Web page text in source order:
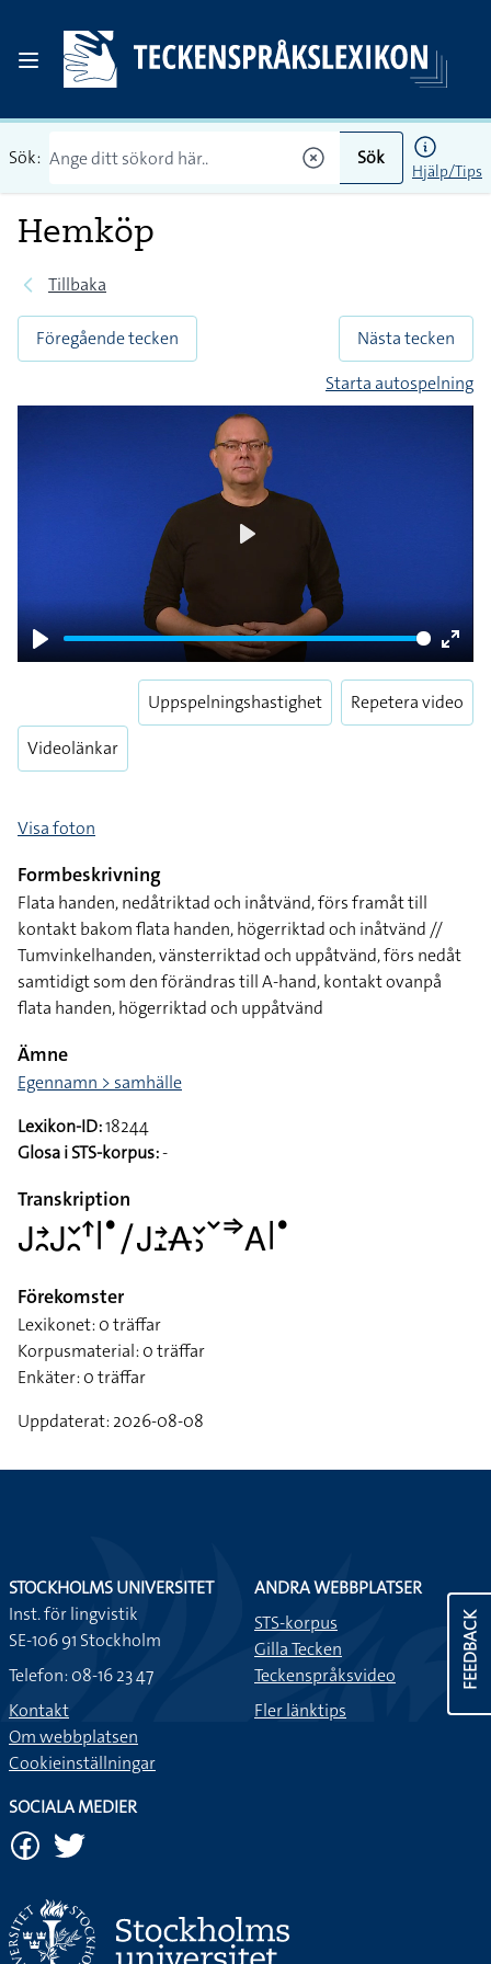
Sök: Sök
Hjälp/Tips
Hemköp
Tillbaka
Föregående tecken
Nästa tecken
Starta autospelning
Play
Enter
Videolänkar
Uppspelningshastighet Repetera video
Visa foton
Formbeskrivning
Flata handen, nedåtriktad och inåtvänd, förs framåt till
kontakt bakom flata handen, högerriktad och inåtvänd //
Tumvinkelhanden, vänsterriktad och uppåtvänd, förs nedåt
samtidigt som den förändras till A-hand, kontakt ovanpå
flata handen, högerriktad och uppåtvänd
Ämne
Egennamn > samhälle
Lexikon-ID:18244
Glosa i STS-korpus:-
Transkription
􌤢􌥔􌥘􌤢􌥖􌥘􌦃􌥼􌤟􌥠􌤢􌥔􌤸􌥄􌥖􌤶􌥧􌦆􌤤􌥼􌤟
Förekomster
Lexikonet: 0 träffar
Korpusmaterial: 0 träffar
Enkäter: 0 träffar
Uppdaterat: 2026-08-08
FEEDBACK
STOCKHOLMS UNIVERSITET
Inst. för lingvistik
SE-106 91 Stockholm
Telefon: 08-16 23 47
Kontakt
Om webbplatsen
Cookieinställningar
ANDRA WEBBPLATSER
STS-korpus
Gilla Tecken
Teckenspråksvideo
Fler länktips
SOCIALA MEDIER